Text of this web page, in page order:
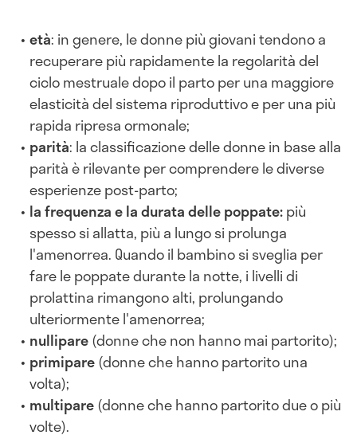
età: in genere, le donne più giovani tendono a
recuperare più rapidamente la regolarità del
ciclo mestruale dopo il parto per una maggiore
elasticità del sistema riproduttivo e per una più
rapida ripresa ormonale;
parità: la classificazione delle donne in base alla
parità è rilevante per comprendere le diverse
esperienze post-parto;
la frequenza e la durata delle poppate:più
spesso si allatta, più a lungo si prolunga
l'amenorrea. Quando il bambino si sveglia per
fare le poppate durante la notte, i livelli di
prolattina rimangono alti, prolungando
ulteriormente l'amenorrea;
nullipare(donne che non hanno mai partorito);
primipare(donne che hanno partorito una
volta);
multipare(donne che hanno partorito due o più
volte).